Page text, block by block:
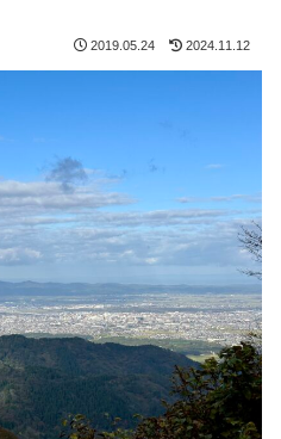
2019.05.24 2024.11.12